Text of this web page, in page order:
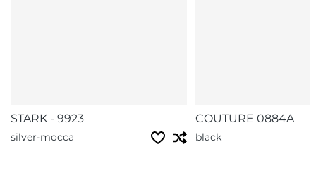
STARK - 9923
silver-mocca
COUTURE 0884A
black